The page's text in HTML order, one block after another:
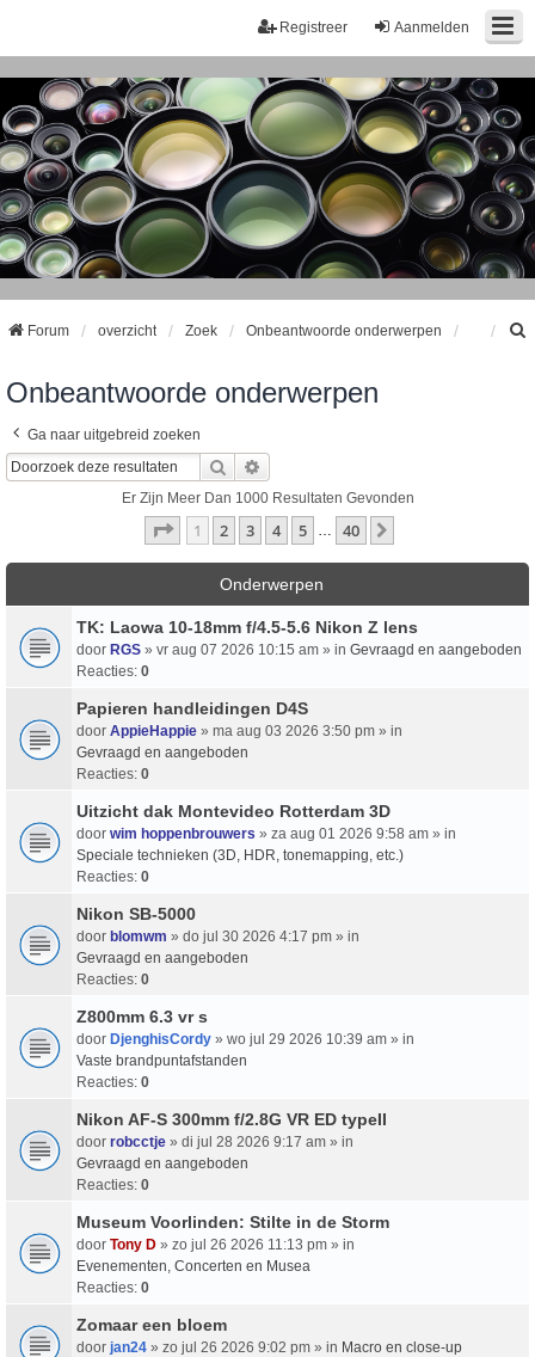
Aanmelden
Registreer
Forum overzicht Zoek Onbeantwoorde onderwerpen
Onbeantwoorde onderwerpen
Ga naar uitgebreid zoeken
Zoek
Er Zijn Meer Dan 1000 Resultaten Gevonden
Pagina Van40
1 2 3 4 5 40
Onderwerpen
TK: Laowa 10-18mm f/4.5-5.6 Nikon Z lens
door RGS » vr aug 07 2026 10:15 am » in Gevraagd en aangeboden
Reacties: 0
Papieren handleidingen D4S
door AppieHappie » ma aug 03 2026 3:50 pm » in
Gevraagd en aangeboden
Reacties: 0
Uitzicht dak Montevideo Rotterdam 3D
door wim hoppenbrouwers » za aug 01 2026 9:58 am » in
Speciale technieken (3D, HDR, tonemapping, etc.)
Reacties: 0
Nikon SB-5000
door blomwm » do jul 30 2026 4:17 pm » in
Gevraagd en aangeboden
Reacties: 0
Z800mm 6.3 vr s
door DjenghisCordy » wo jul 29 2026 10:39 am » in
Vaste brandpuntafstanden
Reacties: 0
Nikon AF-S 300mm f/2.8G VR ED typeII
door robcctje » di jul 28 2026 9:17 am » in
Gevraagd en aangeboden
Reacties: 0
Museum Voorlinden: Stilte in de Storm
door Tony D » zo jul 26 2026 11:13 pm » in
Evenementen, Concerten en Musea
Reacties: 0
Zomaar een bloem
door jan24 » zo jul 26 2026 9:02 pm » in Macro en close-up